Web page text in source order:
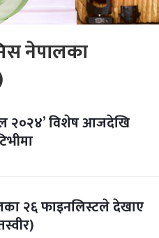
नेपालका
२०२४’ विशेष आजदेखि
२६ फाइनलिस्टले देखाए